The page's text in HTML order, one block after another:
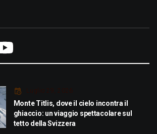
Luglio 29, 2026
Monte Titlis, dove il cielo incontra il
ghiaccio: un viaggio spettacolare sul
tetto della Svizzera